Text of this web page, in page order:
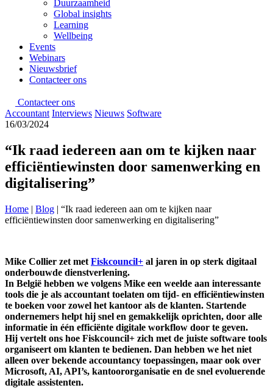
Duurzaamheid
Global insights
Learning
Wellbeing
Events
Webinars
Nieuwsbrief
Contacteer ons
Contacteer ons
Accountant Interviews Nieuws Software
16/03/2024
“Ik raad iedereen aan om te kijken naar
efficiëntiewinsten door samenwerking en
digitalisering”
Home | Blog | “Ik raad iedereen aan om te kijken naar
efficiëntiewinsten door samenwerking en digitalisering”
Mike Collier zet met Fiskcouncil+ al jaren in op sterk digitaal
onderbouwde dienstverlening.
In België hebben we volgens Mike een weelde aan interessante
tools die je als accountant toelaten om tijd- en efficiëntiewinsten
te boeken voor zowel het kantoor als de klanten. Startende
ondernemers helpt hij snel en gemakkelijk oprichten, door alle
informatie in één efficiënte digitale workflow door te geven.
Hij vertelt ons hoe Fiskcouncil+ zich met de juiste software tools
organiseert om klanten te bedienen. Dan hebben we het niet
alleen over bekende accountancy toepassingen, maar ook over
Microsoft, AI, API’s, kantoororganisatie en de snel evoluerende
digitale assistenten.